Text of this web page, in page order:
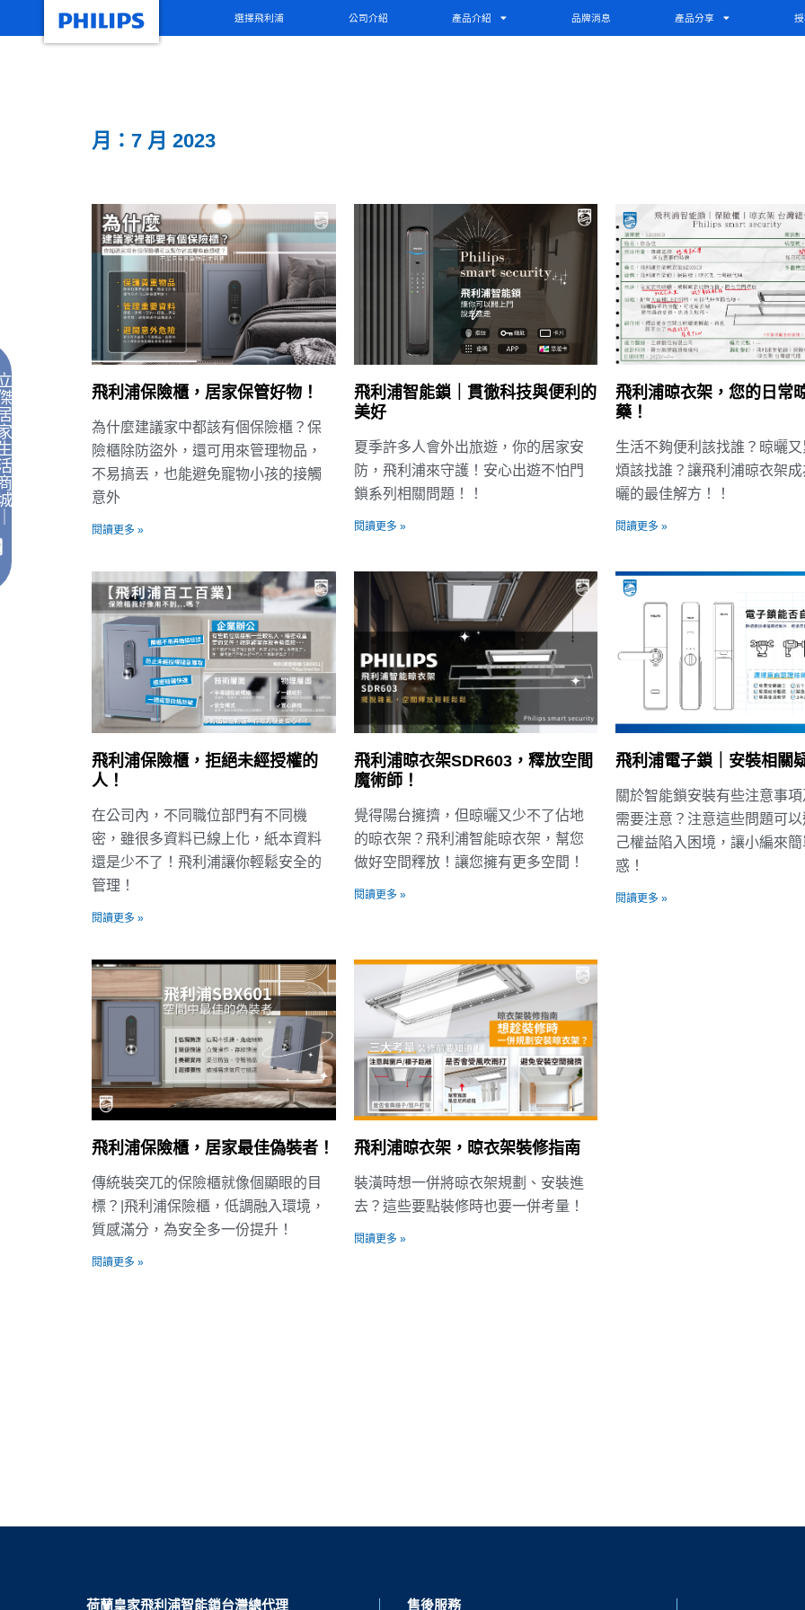
選擇飛利浦 公司介紹 產品介紹 品牌消息 產品分享
月：7 月 2023
飛利浦保險櫃，居家保管好物！
為什麼建議家中都該有個保險櫃？保
險櫃除防盜外，還可用來管理物品，
不易搞丟，也能避免寵物小孩的接觸
意外
閱讀更多 »
飛利浦智能鎖｜貫徹科技與便利的
美好
夏季許多人會外出旅遊，你的居家安
防，飛利浦來守護！安心出遊不怕門
鎖系列相關問題！！
閱讀更多 »
飛利浦晾衣架，您的日常
藥！
生活不夠便利該找誰？晾曬
煩該找誰？讓飛利浦晾衣架成
曬的最佳解方！！
閱讀更多 »
飛利浦保險櫃，拒絕未經授權的
人！
在公司內，不同職位部門有不同機
密，雖很多資料已線上化，紙本資料
還是少不了！飛利浦讓你輕鬆安全的
管理！
閱讀更多 »
飛利浦晾衣架SDR603，釋放空間
魔術師！
覺得陽台擁擠，但晾曬又少不了佔地
的晾衣架？飛利浦智能晾衣架，幫您
做好空間釋放！讓您擁有更多空間！
閱讀更多 »
飛利浦電子鎖｜安裝相關
關於智能鎖安裝有些注意事
需要注意？注意這些問題可以
己權益陷入困境，讓小編來
惑！
閱讀更多 »
飛利浦保險櫃，居家最佳偽裝者！
傳統裝突兀的保險櫃就像個顯眼的目
標？|飛利浦保險櫃，低調融入環境，
質感滿分，為安全多一份提升！
閱讀更多 »
飛利浦晾衣架，晾衣架裝修指南
裝潢時想一併將晾衣架規劃、安裝進
去？這些要點裝修時也要一併考量！
閱讀更多 »
荷蘭皇家飛利浦智能鎖台灣總代理 售後服務